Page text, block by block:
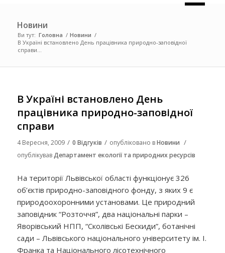
Новини
Ви тут: Головна / Новини /
В Україні встановлено День працівника природно-заповідної
справи...
В Україні встановлено День
працівника природно-заповідної
справи
4 Вересня, 2009 / 0 Відгуків / опубліковано вНовини /
опублікувавДепартамент екології та природних ресурсів
На території Львівської області функціонує 326
об’єктів природно-заповідного фонду, з яких 9 є
природоохоронними установами. Це природний
заповідник “Розточчя”, два національні парки –
Яворівський НПП, “Сколівські Бескиди”, ботанічні
сади – Львівського національного університету ім. І.
Франка та Національного лісотехнічного